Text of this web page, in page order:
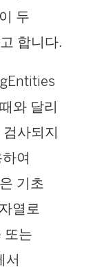
두
합니다.
와 달리
사되지
여
기초
열로
또는
서